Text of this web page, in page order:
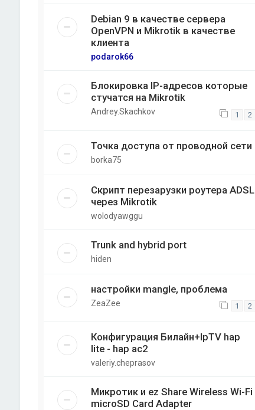
Debian 9 в качестве сервера
OpenVPN и Mikrotik в качестве
клиента
podarok66
Блокировка IP-адресов которые
стучатся на Mikrotik
Andrey.Skachkov 1 2
Точка доступа от проводной сети
borka75
Скрипт перезарузки роутера ADSL
через Mikrotik
wolodyawggu
Trunk and hybrid port
hiden
настройки mangle, проблема
ZeaZee 1 2
Конфигурация Билайн+IpTV hap
lite - hap ac2
valeriy.cheprasov
Микротик и ez Share Wireless Wi-Fi
microSD Card Adapter